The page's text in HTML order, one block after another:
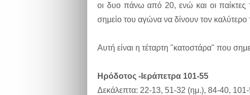
οι δυο πάνω από 20, ενώ και οι
σημείο του αγώνα να δίνουν τον καλύτερο
Αυτή είναι η τέταρτη "κατοστάρα" που
Ηρόδοτος -Ιεράπετρα 101-55
Δεκάλεπτα: 22-13, 51-32 (ημ.), 84-40,